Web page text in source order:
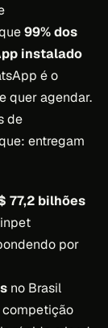
99% dos
instalado
é o
quer agendar.
de
entregam
77,2 bilhões
por
no Brasil
competição